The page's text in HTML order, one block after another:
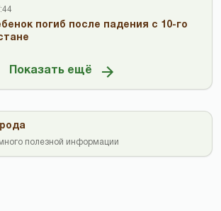
погиб после падения с 10-го
Показать ещё
полезной информации